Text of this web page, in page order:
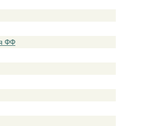
ФФ